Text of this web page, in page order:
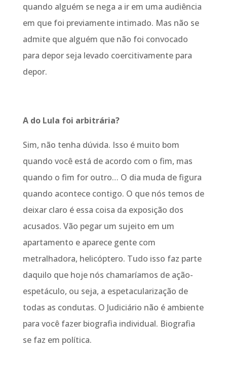
quando alguém se nega a ir em uma audiência
em que foi previamente intimado. Mas não se
admite que alguém que não foi convocado
para depor seja levado coercitivamente para
depor.
A do Lula foi arbitrária?
Sim, não tenha dúvida. Isso é muito bom
quando você está de acordo com o fim, mas
quando o fim for outro… O dia muda de figura
quando acontece contigo. O que nós temos de
deixar claro é essa coisa da exposição dos
acusados. Vão pegar um sujeito em um
apartamento e aparece gente com
metralhadora, helicóptero. Tudo isso faz parte
daquilo que hoje nós chamaríamos de ação-
espetáculo, ou seja, a espetacularização de
todas as condutas. O Judiciário não é ambiente
para você fazer biografia individual. Biografia
se faz em política.